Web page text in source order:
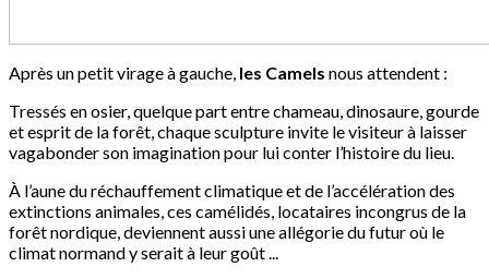
Après un petit virage à gauche, les Camels nous attendent :
Tressés en osier, quelque part entre chameau, dinosaure, gourde
et esprit de la forêt, chaque sculpture invite le visiteur à laisser
vagabonder son imagination pour lui conter l’histoire du lieu.
À l’aune du réchauffement climatique et de l’accélération des
extinctions animales, ces camélidés, locataires incongrus de la
forêt nordique, deviennent aussi une allégorie du futur où le
climat normand y serait à leur goût ...